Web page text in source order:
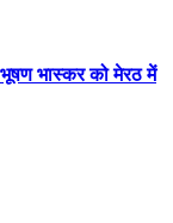
भास्कर को मेरठ में